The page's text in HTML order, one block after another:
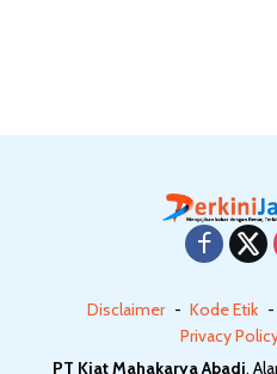
Disclaimer Kode Etik
Privacy
PT Kiat Mahakarya Abadi,